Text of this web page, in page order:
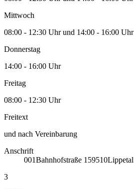
Mittwoch
08:00 - 12:30 Uhr und 14:00 - 16:00 Uhr
Donnerstag
14:00 - 16:00 Uhr
Freitag
08:00 - 12:30 Uhr
Freitext
und nach Vereinbarung
Anschrift
001Bahnhofstraße 1 59510Lippetal
3